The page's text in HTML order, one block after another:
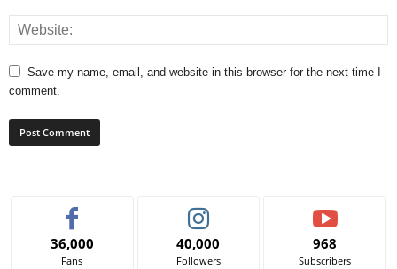
Save my name, email, and website in this browser for the next time I
comment.
36,000
Fans
40,000
Followers
968
Subscribers